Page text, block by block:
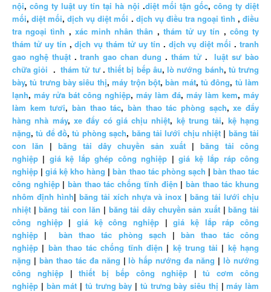
nội,công ty luật uy tín tại hà nội .diệt mối tận gốc, công ty diệt
mối,diệt mối,dịch vụ diệt mối . dịch vụ điều tra ngoại tình ,điều
tra ngoại tình , xác minh nhân thân , thám tử uy tín , công ty
thám tử uy tín ,dịch vụ thám tử uy tín . dịch vụ diệt mối .tranh
gao nghệ thuật.tranh gao chan dung . thám tử.luật sư bào
chữa giỏi .thám tử tư.thiết bị bếp âu,lò nướng bánh, tủ trưng
bày,tủ trưng bày siêu thị,máy trộn bột,bàn mát, tủ đông, tủ làm
lạnh, máy rửa bát công nghiệp, máy làm đá, máy làm kem, máy
làm kem tươi,bàn thao tác,bàn thao tác phòng sạch,xe đẩy
hàng nhà máy, xe đẩy có giá chịu nhiệt, kệ trung tải, kệ hạng
nặng,tủ để đồ,tủ phòng sạch, băng tải lưới chịu nhiệt| băng tải
con lăn | băng tải dây chuyền sản xuất | băng tải công
nghiệp | giá kệ lắp ghép công nghiệp |giá kệ lắp ráp công
nghiệp |giá kệ kho hàng |bàn thao tác phòng sạch | bàn thao tác
công nghiệp|bàn thao tác chống tĩnh điện | bàn thao tác khung
nhôm định hình| băng tải xích nhựa và inox |băng tải lưới chịu
nhiệt |băng tải con lăn | băng tải dây chuyền sản xuất |băng tải
công nghiệp|giá kệ công nghiệp |giá kệ lắp ráp công
nghiệp |bàn thao tác phòng sạch | bàn thao tác công
nghiệp | bàn thao tác chống tĩnh điện | kệ trung tải | kệ hạng
nặng | bàn thao tác đa năng |lò hấp nướng đa năng |lò nướng
công nghiệp|thiết bị bếp công nghiệp|tủ cơm công
nghiệp | bàn mát | tủ trưng bày | tủ trưng bày siêu thị |máy làm